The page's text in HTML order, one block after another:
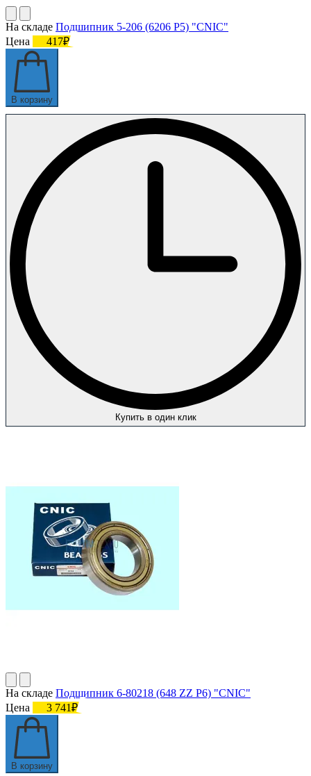
На складе Подшипник 5-206 (6206 P5) "CNIC"
Цена
417₽
В корзину
Купить в один клик
На складе Подшипник 6-80218 (648 ZZ P6) "CNIC"
Цена
3 741₽
В корзину